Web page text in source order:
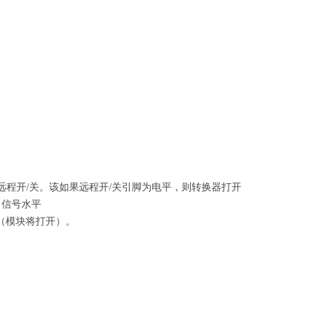
程开/关。该如果远程开/关引脚为电平，则转换器打开
信号水平
模块将打开）。